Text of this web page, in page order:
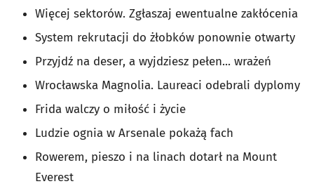
Więcej sektorów. Zgłaszaj ewentualne zakłócenia
System rekrutacji do żłobków ponownie otwarty
Przyjdź na deser, a wyjdziesz pełen... wrażeń
Wrocławska Magnolia. Laureaci odebrali dyplomy
Frida walczy o miłość i życie
Ludzie ognia w Arsenale pokażą fach
Rowerem, pieszo i na linach dotarł na Mount
Everest